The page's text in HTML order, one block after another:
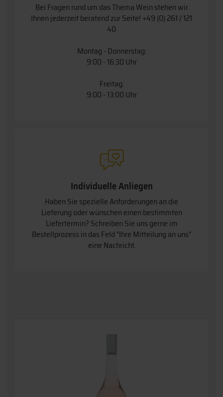
Bei Fragen rund um das Thema Wein stehen wir
Ihnen jederzeit beratend zur Seite! +49 (0) 261 / 121
40
Montag - Donnerstag:
9:00 - 16:30 Uhr
Freitag:
9:00 - 13:00 Uhr
Individuelle Anliegen
Haben Sie spezielle Anforderungen an die
Lieferung oder wünschen einen bestimmten
Liefertermin? Schreiben Sie uns gerne im
Bestellprozess in das Feld "Ihre Mitteilung an uns"
eine Nachricht.